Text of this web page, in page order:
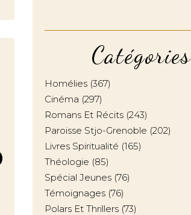
Catégories
Homélies (367)
Cinéma (297)
Romans Et Récits (243)
Paroisse Stjo-Grenoble (202)
Livres Spiritualité (165)
Théologie (85)
Spécial Jeunes (76)
Témoignages (76)
Polars Et Thrillers (73)